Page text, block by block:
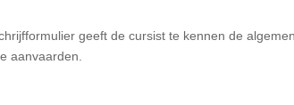
geeft de cursist te kennen de
aanvaarden.